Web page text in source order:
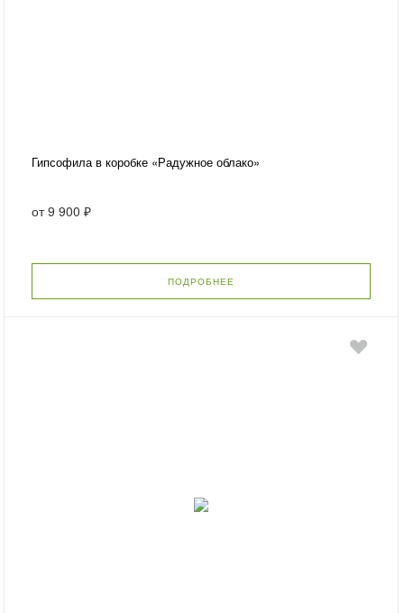
Гипсофила в коробке «Радужное облако»
от9 900 ₽
ПОДРОБНЕЕ